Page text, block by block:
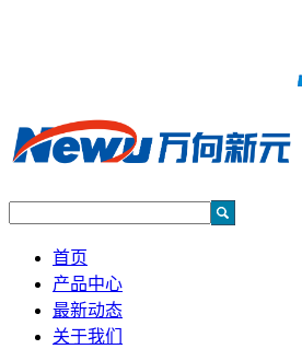
首页
产品中心
最新动态
关于我们